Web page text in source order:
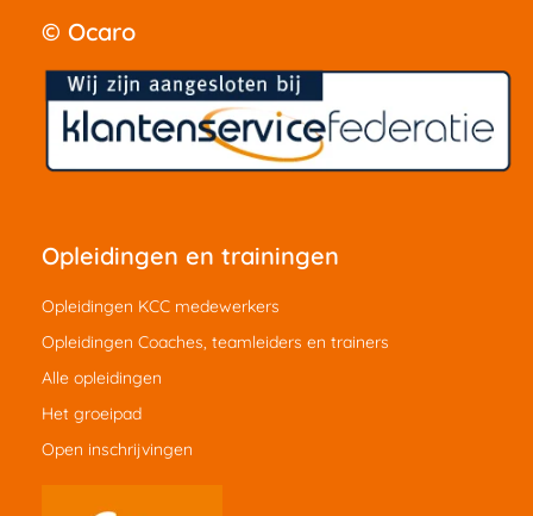
© Ocaro
Opleidingen en trainingen
Opleidingen KCC medewerkers
Opleidingen Coaches, teamleiders en trainers
Alle opleidingen
Het groeipad
Open inschrijvingen